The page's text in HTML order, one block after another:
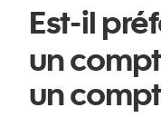
Est-il
un
un